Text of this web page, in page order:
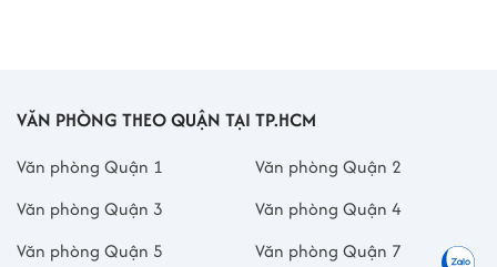
VĂN PHÒNG THEO QUẬN TẠI TP.HCM
Văn phòng Quận 1
Văn phòng Quận 2
Văn phòng Quận 3
Văn phòng Quận 4
Văn phòng Quận 5
Văn phòng Quận 7